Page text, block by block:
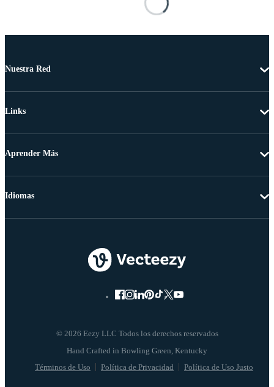
Nuestra Red
Links
Aprender Más
© 2026 Eezy LLC Todos los derechos reservados
Términos de Uso Política de Privacidad Política de Uso Justo
Idiomas